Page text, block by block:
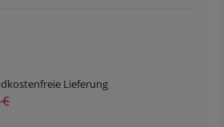
Lieferung
€